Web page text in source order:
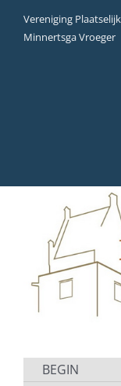
naar
Vereniging
Minnertsga Vroeger
BEGIN